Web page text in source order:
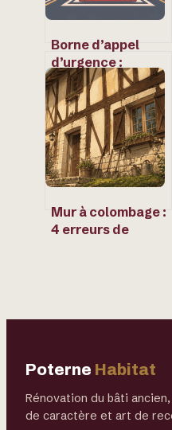
Borne d’appel
d’urgence :
usages, normes et
bonnes pratiques
Mur à colombage :
4 erreurs de
Poterne Habitat
Rénovation du bâti
de caractère et art de